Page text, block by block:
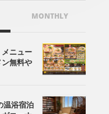
MONTHLY
メニュー
無料や
温浴宿泊